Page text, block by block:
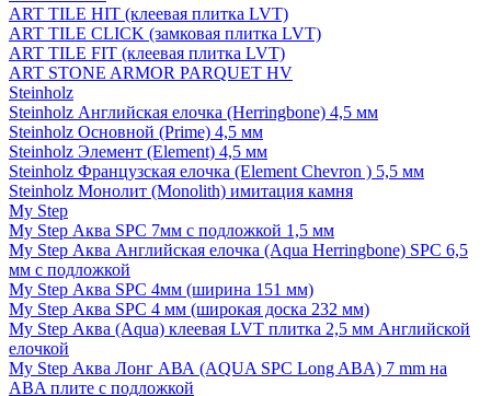
ART TILE HIT (клеевая плитка LVT)
ART TILE CLICK (замковая плитка LVT)
ART TILE FIT (клеевая плитка LVT)
ART STONE ARMOR PARQUET HV
Steinholz
Steinholz Английская елочка (Herringbone) 4,5 мм
Steinholz Основной (Prime) 4,5 мм
Steinholz Элемент (Element) 4,5 мм
Steinholz Французская елочка (Element Chevron ) 5,5 мм
Steinholz Монолит (Monolith) имитация камня
My Step
My Step Аква SPC 7мм c подложкой 1,5 мм
My Step Аква Английская елочка (Aqua Herringbone) SPC 6,5
мм с подложкой
My Step Аква SPC 4мм (ширина 151 мм)
My Step Аква SPC 4 мм (широкая доска 232 мм)
My Step Аква (Aqua) клеевая LVT плитка 2,5 мм Английской
елочкой
My Step Аква Лонг АВА (AQUA SPC Long ABA) 7 mm на
ABA плите с подложкой